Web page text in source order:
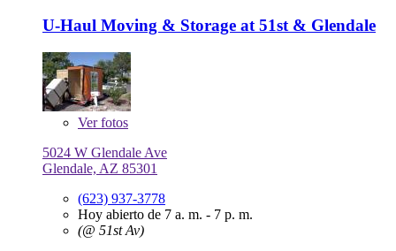
U-Haul Moving & Storage at 51st & Glendale
Verfotos
5024 W Glendale Ave
Glendale, AZ 85301
(623) 937-3778
Hoy abierto de 7 a. m. - 7 p. m.
(@ 51st Av)